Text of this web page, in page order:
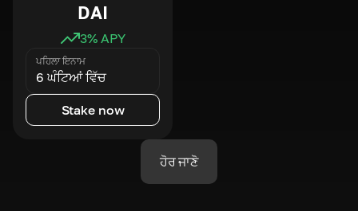
DAI
3% APY
ਪਹਿਲਾ ਇਨਾਮ
6 ਘੰਟਿਆਂ ਵਿੱਚ
Stake now
ਹੋਰ ਜਾਣੋ